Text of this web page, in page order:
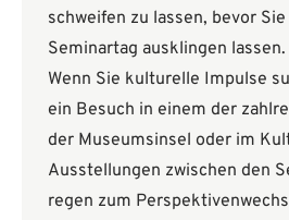
schweifen zu lassen, bevor
Seminartag ausklingen lassen.
Wenn Sie kulturelle Impulse
ein Besuch in einem der
der Museumsinsel oder im
Ausstellungen zwischen den
regen zum